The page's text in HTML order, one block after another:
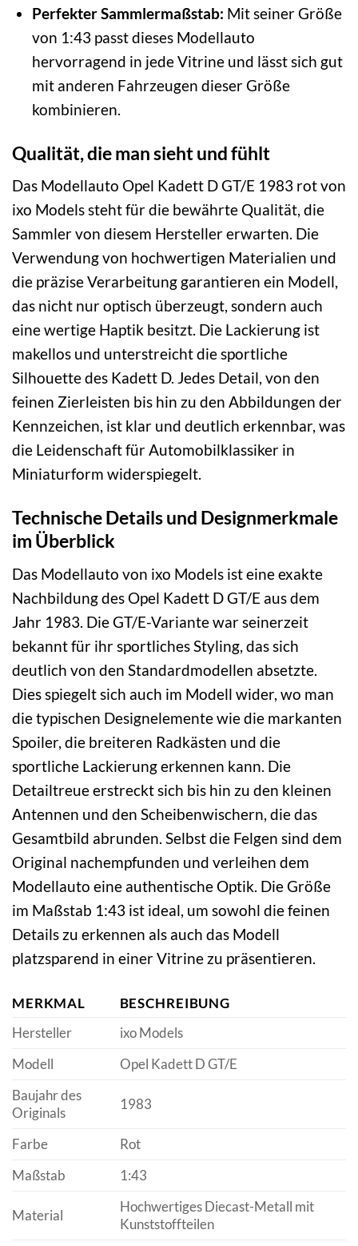
Perfekter Sammlermaßstab: Mit seiner Größe
von 1:43 passt dieses Modellauto
hervorragend in jede Vitrine und lässt sich gut
mit anderen Fahrzeugen dieser Größe
kombinieren.
Qualität, die man sieht und fühlt
Das Modellauto Opel Kadett D GT/E 1983 rot von
ixo Models steht für die bewährte Qualität, die
Sammler von diesem Hersteller erwarten. Die
Verwendung von hochwertigen Materialien und
die präzise Verarbeitung garantieren ein Modell,
das nicht nur optisch überzeugt, sondern auch
eine wertige Haptik besitzt. Die Lackierung ist
makellos und unterstreicht die sportliche
Silhouette des Kadett D. Jedes Detail, von den
feinen Zierleisten bis hin zu den Abbildungen der
Kennzeichen, ist klar und deutlich erkennbar, was
die Leidenschaft für Automobilklassiker in
Miniaturform widerspiegelt.
Technische Details und Designmerkmale
im Überblick
Das Modellauto von ixo Models ist eine exakte
Nachbildung des Opel Kadett D GT/E aus dem
Jahr 1983. Die GT/E-Variante war seinerzeit
bekannt für ihr sportliches Styling, das sich
deutlich von den Standardmodellen absetzte.
Dies spiegelt sich auch im Modell wider, wo man
die typischen Designelemente wie die markanten
Spoiler, die breiteren Radkästen und die
sportliche Lackierung erkennen kann. Die
Detailtreue erstreckt sich bis hin zu den kleinen
Antennen und den Scheibenwischern, die das
Gesamtbild abrunden. Selbst die Felgen sind dem
Original nachempfunden und verleihen dem
Modellauto eine authentische Optik. Die Größe
im Maßstab 1:43 ist ideal, um sowohl die feinen
Details zu erkennen als auch das Modell
platzsparend in einer Vitrine zu präsentieren.
MERKMAL
BESCHREIBUNG
Hersteller
ixo Models
Modell
Opel Kadett D GT/E
Baujahr des
Originals
1983
Farbe
Rot
Maßstab
1:43
Material
Hochwertiges Diecast-Metall mit
Kunststoffteilen